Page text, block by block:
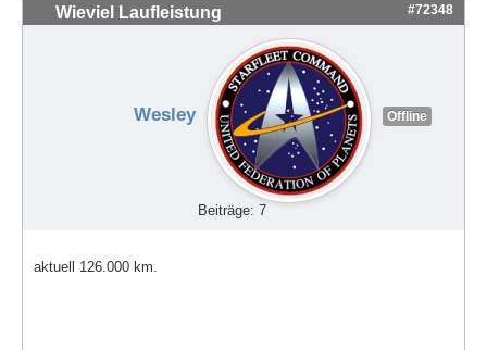
Wieviel Laufleistung #72348
Wesley Offline
Beiträge: 7
aktuell 126.000 km.